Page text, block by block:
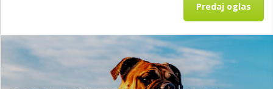
Predaj oglas